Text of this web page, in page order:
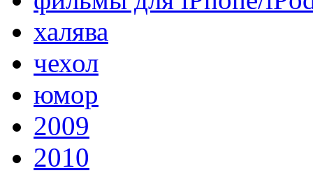
халява
чехол
юмор
2009
2010